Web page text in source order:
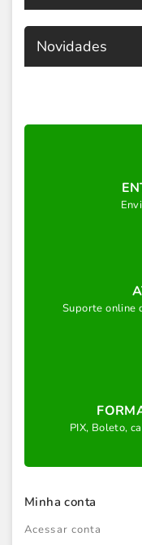
Novidades
Suporte online
PIX, Boleto,
Minha conta
Acessar conta